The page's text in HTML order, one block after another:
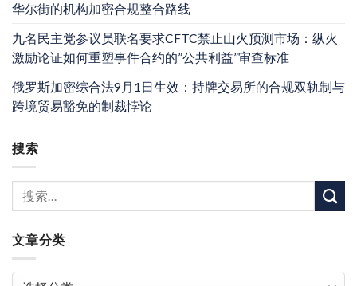
华尔街的机构加密合规整合路线
九名民主党参议员联名要求CFTC禁止山火预测市场：纵火
激励论证如何重塑事件合约的”公共利益”审查标准
俄罗斯加密综合法9月1日生效：持牌交易所的合规双轨制与
跨境贸易豁免的制裁悖论
搜索
文章分类